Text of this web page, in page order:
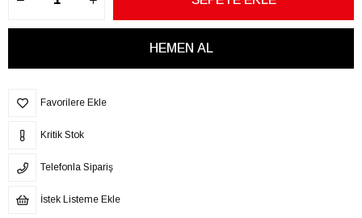
Favorilere Ekle
Kritik Stok
Telefonla Sipariş
İstek Listeme Ekle